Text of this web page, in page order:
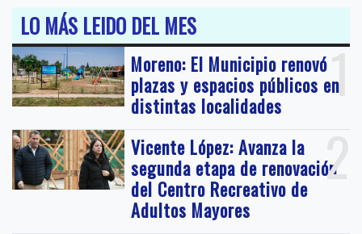
LO MÁS LEIDO DEL MES
1
Moreno: El Municipio renovó
plazas y espacios públicos en
distintas localidades
2
Vicente López: Avanza la
segunda etapa de renovación
del Centro Recreativo de
Adultos Mayores